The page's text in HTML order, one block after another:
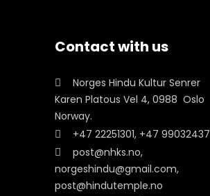
Contact with us
Norges Hindu Kultur Senrer
Karen Platous Vel 4, 0988 Oslo
Norway.
+47 22251301, +47 99032437
post@nhks.no,
norgeshindu@gmail.com,
post@hindutemple.no